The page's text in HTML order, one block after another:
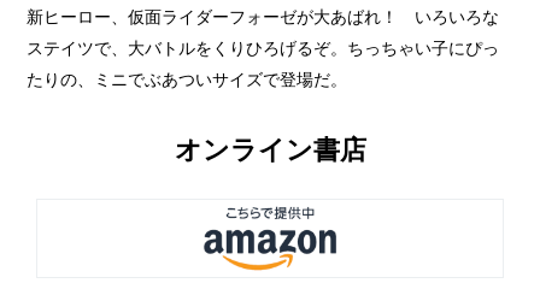
新ヒーロー、仮面ライダーフォーゼが大あばれ！ いろいろな
ステイツで、大バトルをくりひろげるぞ。ちっちゃい子にぴっ
たりの、ミニでぶあついサイズで登場だ。
オンライン書店